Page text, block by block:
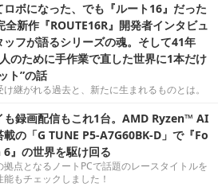
ボになった、でも『ルート16』だった
新作『ROUTE16R』開発者インタビュ
ッフが語るシリーズの魂。そして41年
のために手作業で直した世界に1本だけ
ト”の話
継がれる過去と、新たに生まれるものとは。
も録画配信もこれ1台。AMD Ryzen™ AI
載の「G TUNE P5-A7G60BK-D」で『Fo
』の世界を駆け回る
点となるノートPCで話題のレースタイトルを
もチェックしました！